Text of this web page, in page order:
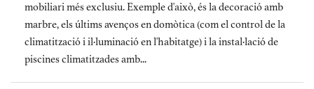
mobiliari més exclusiu. Exemple d'això, és la decoració amb
marbre, els últims avenços en domòtica (com el control de la
climatització i il·luminació en l'habitatge) i la instal·lació de
piscines climatitzades amb...